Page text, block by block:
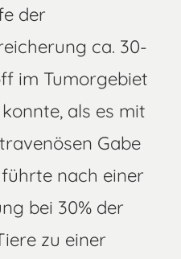
der
ca. 30-
im Tumorgebiet
als es mit
Gabe
nach einer
bei 30% der
zu einer